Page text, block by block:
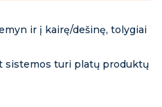
ir į kairę/dešinę, tolygiai
sistemos turi platų produktų